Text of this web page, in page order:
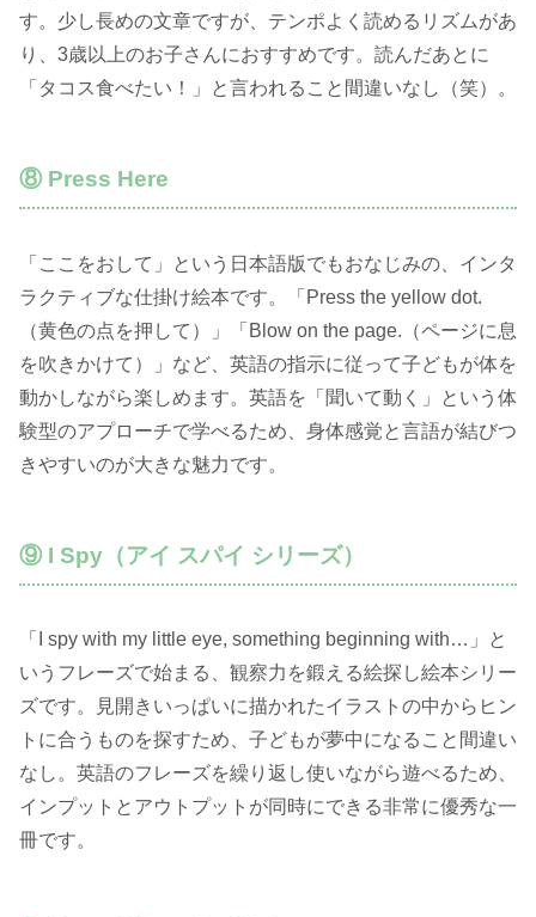
す。少し長めの文章ですが、テンポよく読めるリズムがあ
り、3歳以上のお子さんにおすすめです。読んだあとに
「タコス食べたい！」と言われること間違いなし（笑）。
⑧ Press Here
「ここをおして」という日本語版でもおなじみの、インタ
ラクティブな仕掛け絵本です。「Press the yellow dot.
（黄色の点を押して）」「Blow on the page.（ページに息
を吹きかけて）」など、英語の指示に従って子どもが体を
動かしながら楽しめます。英語を「聞いて動く」という体
験型のアプローチで学べるため、身体感覚と言語が結びつ
きやすいのが大きな魅力です。
⑨ I Spy（アイ スパイ シリーズ）
「I spy with my little eye, something beginning with…」と
いうフレーズで始まる、観察力を鍛える絵探し絵本シリー
ズです。見開きいっぱいに描かれたイラストの中からヒン
トに合うものを探すため、子どもが夢中になること間違い
なし。英語のフレーズを繰り返し使いながら遊べるため、
インプットとアウトプットが同時にできる非常に優秀な一
冊です。